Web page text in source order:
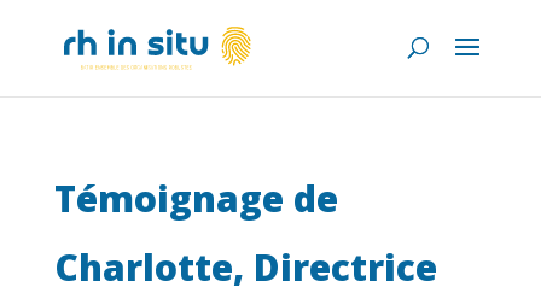
Témoignage de
Charlotte, Directrice